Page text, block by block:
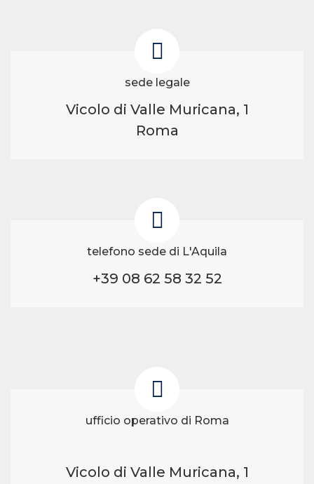
sede legale
Vicolo di Valle Muricana, 1
Roma
telefono sede di L'Aquila
+39 08 62 58 32 52
ufficio operativo di Roma
Vicolo di Valle Muricana, 1